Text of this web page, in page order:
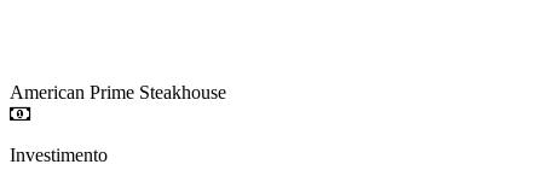
American Prime Steakhouse
Investimento